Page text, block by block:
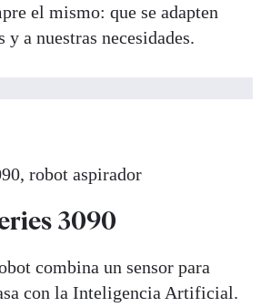
el mismo: que se adapten
y a nuestras necesidades.
robot aspirador
3090
combina un sensor para
con la Inteligencia Artificial.